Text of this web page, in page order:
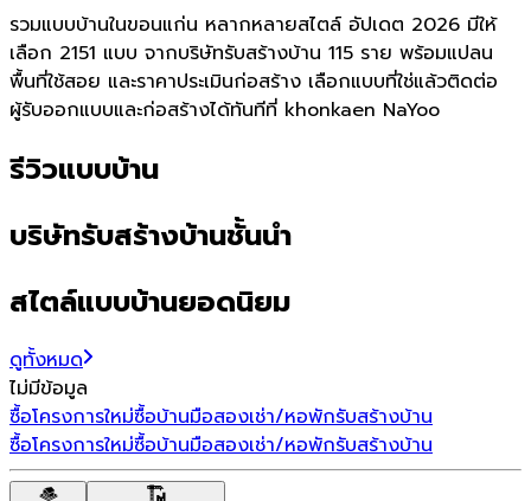
รวมแบบบ้านในขอนแก่น หลากหลายสไตล์ อัปเดต 2026 มีให้
เลือก 2151 แบบ จากบริษัทรับสร้างบ้าน 115 ราย พร้อมแปลน
พื้นที่ใช้สอย และราคาประเมินก่อสร้าง เลือกแบบที่ใช่แล้วติดต่อ
ผู้รับออกแบบและก่อสร้างได้ทันทีที่ khonkaen NaYoo
รีวิวแบบบ้าน
บริษัทรับสร้างบ้านชั้นนำ
สไตล์แบบบ้านยอดนิยม
ดูทั้งหมด
ไม่มีข้อมูล
ซื้อโครงการใหม่ซื้อบ้านมือสองเช่า/หอพักรับสร้างบ้าน
ซื้อโครงการใหม่ซื้อบ้านมือสองเช่า/หอพักรับสร้างบ้าน